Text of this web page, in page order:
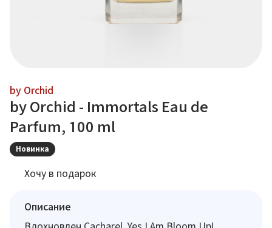
by Orchid
by Orchid - Immortals Eau de
Parfum, 100 ml
Новинка
Хочу в подарок
Описание